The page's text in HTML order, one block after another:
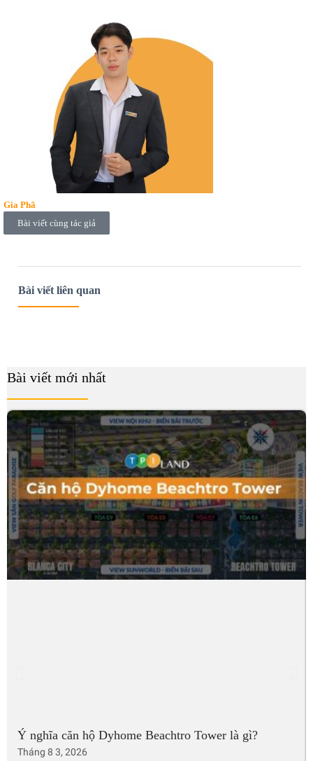
Gia Phã
Bài viết cùng tác giả
Bài viết liên quan
Bài viết mới nhất
Ý nghĩa căn hộ Dyhome Beachtro Tower là gì?
Tháng 8 3, 2026